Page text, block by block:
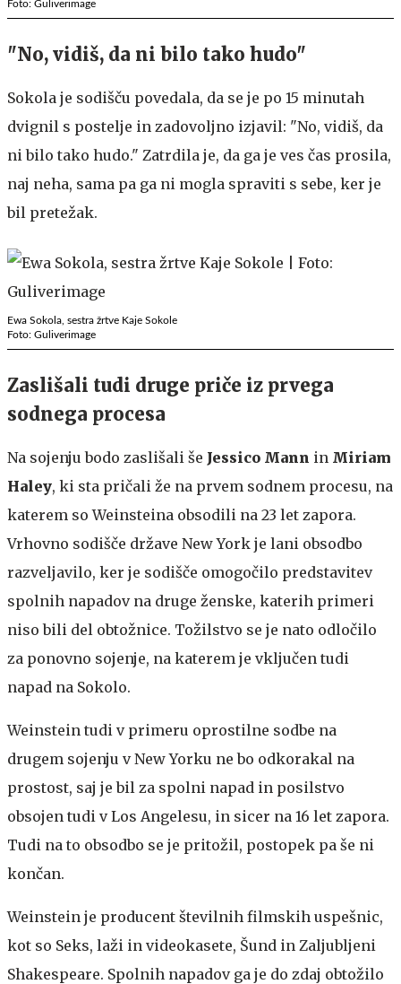
Foto: Guliverimage
"No, vidiš, da ni bilo tako hudo"
Sokola je sodišču povedala, da se je po 15 minutah
dvignil s postelje in zadovoljno izjavil: "No, vidiš, da
ni bilo tako hudo." Zatrdila je, da ga je ves čas prosila,
naj neha, sama pa ga ni mogla spraviti s sebe, ker je
bil pretežak.
Ewa Sokola, sestra žrtve Kaje Sokole
Foto: Guliverimage
Zaslišali tudi druge priče iz prvega
sodnega procesa
Na sojenju bodo zaslišali še Jessico Mann in Miriam
Haley, ki sta pričali že na prvem sodnem procesu, na
katerem so Weinsteina obsodili na 23 let zapora.
Vrhovno sodišče države New York je lani obsodbo
razveljavilo, ker je sodišče omogočilo predstavitev
spolnih napadov na druge ženske, katerih primeri
niso bili del obtožnice. Tožilstvo se je nato odločilo
za ponovno sojenje, na katerem je vključen tudi
napad na Sokolo.
Weinstein tudi v primeru oprostilne sodbe na
drugem sojenju v New Yorku ne bo odkorakal na
prostost, saj je bil za spolni napad in posilstvo
obsojen tudi v Los Angelesu, in sicer na 16 let zapora.
Tudi na to obsodbo se je pritožil, postopek pa še ni
končan.
Weinstein je producent številnih filmskih uspešnic,
kot so Seks, laži in videokasete, Šund in Zaljubljeni
Shakespeare. Spolnih napadov ga je do zdaj obtožilo